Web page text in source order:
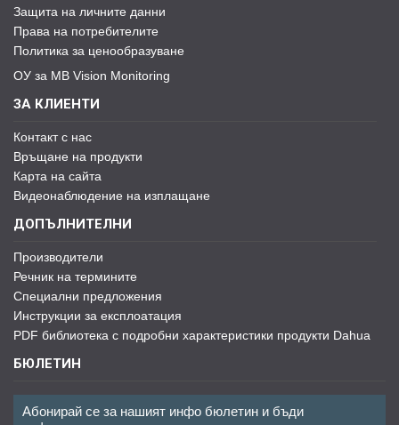
Защита на личните данни
Права на потребителите
Политика за ценообразуване
ОУ за MB Vision Monitoring
ЗА КЛИЕНТИ
Контакт с нас
Връщане на продукти
Карта на сайта
Видеонаблюдение на изплащане
ДОПЪЛНИТЕЛНИ
Производители
Речник на термините
Специални предложения
Инструкции за експлоатация
PDF библиотека с подробни характеристики продукти Dahua
БЮЛЕТИН
Абонирай се за нашият инфо бюлетин и бъди